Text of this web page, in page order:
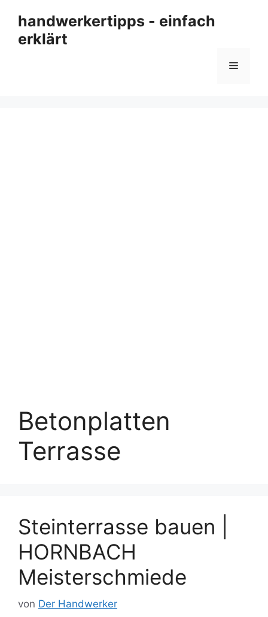
Inhalt
springen
handwerkertipps - einfach
erklärt
Menü
Betonplatten
Terrasse
Steinterrasse bauen |
HORNBACH
Meisterschmiede
von Der Handwerker